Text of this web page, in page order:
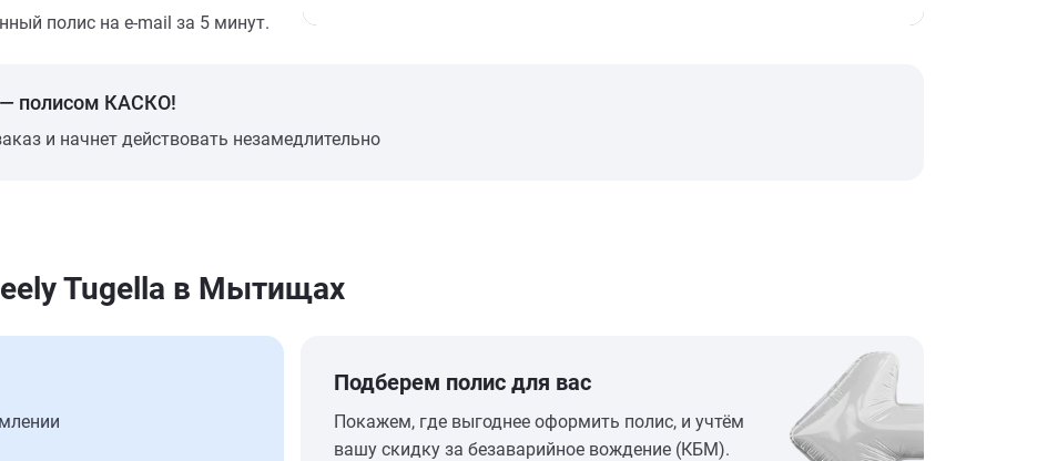
полис на e-mail за 5 минут.
полисом КАСКО!
и начнет действовать незамедлительно
Tugella в Мытищах
Подберем полис для вас
Покажем, где выгоднее оформить полис, и учтём
вашу скидку за безаварийное вождение (КБМ).